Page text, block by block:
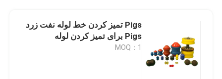
Pigs تمیز کردن خط لوله نفت زرد
Pigs برای تمیز کردن لوله
MOQ：1